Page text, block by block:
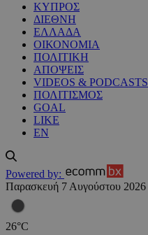
ΚΥΠΡΟΣ
ΔΙΕΘΝΗ
ΕΛΛΑΔΑ
ΟΙΚΟΝΟΜΙΑ
ΠΟΛΙΤΙΚΗ
ΑΠΟΨΕΙΣ
VIDEOS & PODCASTS
ΠΟΛΙΤΙΣΜΟΣ
GOAL
LIKE
EN
Powered by:
Παρασκευή 7 Αυγούστου 2026
26°C